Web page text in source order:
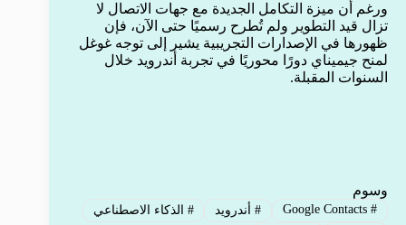
ورغم أن ميزة التكامل الجديدة مع جهات الاتصال لا
تزال قيد التطوير ولم تُطرح رسميًا حتى الآن، فإن
ظهورها في الإصدارات التجريبية يشير إلى توجه غوغل
لمنح جيميناي دورًا محوريًا في تجربة أندرويد خلال
السنوات المقبلة.
وسوم
#
Google Contacts
#أندرويد # الذكاء الاصطناعي